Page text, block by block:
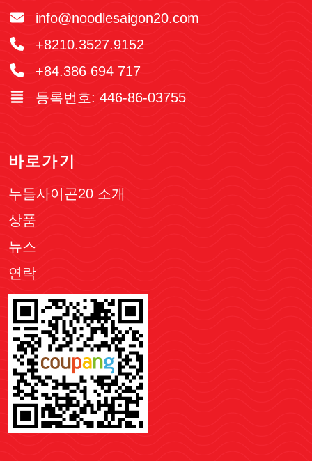
info@noodlesaigon20.com
+8210.3527.9152
+84.386 694 717
등록번호: 446-86-03755
바로가기
누들사이곤20 소개
상품
뉴스
연락